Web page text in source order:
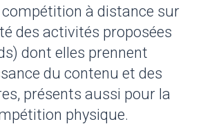
à distance sur
des activités proposées
dont elles prennent
du contenu et des
présents aussi pour la
physique.